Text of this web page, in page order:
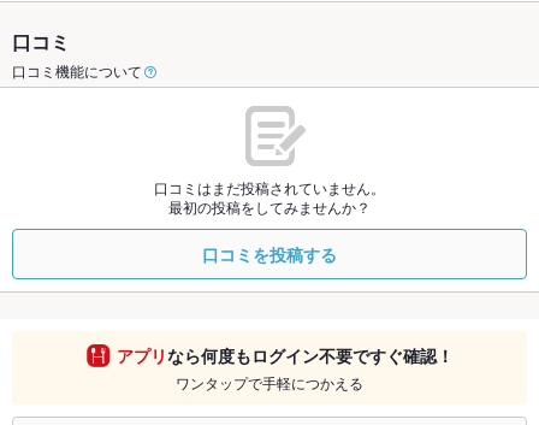
口コミ
口コミ機能について
口コミはまだ投稿されていません。
最初の投稿をしてみませんか？
口コミを投稿する
アプリなら何度もログイン不要ですぐ確認！
ワンタップで手軽につかえる